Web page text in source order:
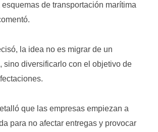
de transportación marítima
la idea no es migrar de un
sino diversificarlo con el objetivo de
que las empresas empiezan a
para no afectar entregas y provocar